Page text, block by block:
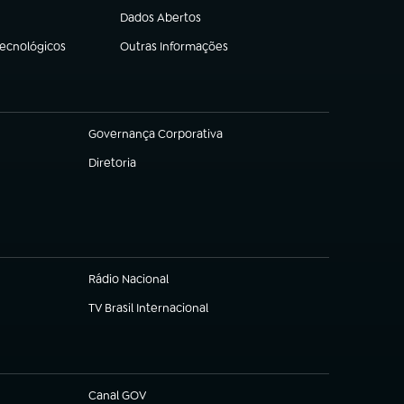
Dados Abertos
(abre em nova aba)
Outras Informações
(abre em nova aba)
Governança Corporativa
(abre em nova aba)
Diretoria
(abre em nova aba)
Rádio Nacional
TV Brasil Internacional
(abre em nova aba)
Canal GOV
(abre em nova aba)